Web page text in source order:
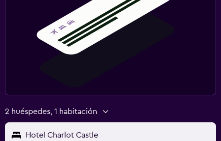
2 huéspedes, 1 habitación
Hotel Charlot Castle